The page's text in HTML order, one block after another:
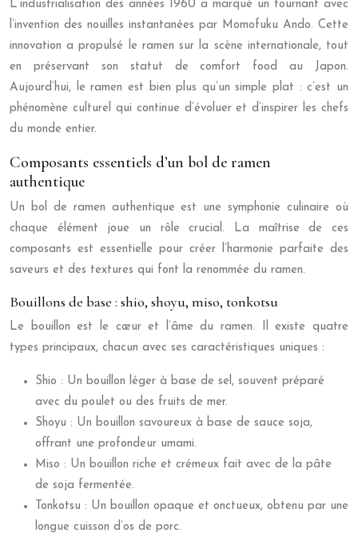
L’industrialisation des années 1960 a marqué un tournant avec
l’invention des nouilles instantanées par Momofuku Ando. Cette
innovation a propulsé le ramen sur la scène internationale, tout
en préservant son statut de comfort food au Japon.
Aujourd’hui, le ramen est bien plus qu’un simple plat : c’est un
phénomène culturel qui continue d’évoluer et d’inspirer les chefs
du monde entier.
Composants essentiels d’un bol de ramen
authentique
Un bol de ramen authentique est une symphonie culinaire où
chaque élément joue un rôle crucial. La maîtrise de ces
composants est essentielle pour créer l’harmonie parfaite des
saveurs et des textures qui font la renommée du ramen.
Bouillons de base : shio, shoyu, miso, tonkotsu
Le bouillon est le cœur et l’âme du ramen. Il existe quatre
types principaux, chacun avec ses caractéristiques uniques :
Shio : Un bouillon léger à base de sel, souvent préparé
avec du poulet ou des fruits de mer.
Shoyu : Un bouillon savoureux à base de sauce soja,
offrant une profondeur umami.
Miso : Un bouillon riche et crémeux fait avec de la pâte
de soja fermentée.
Tonkotsu : Un bouillon opaque et onctueux, obtenu par une
longue cuisson d’os de porc.